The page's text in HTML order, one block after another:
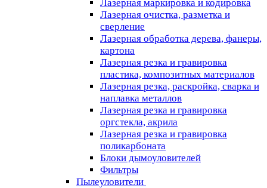
Лазерная маркировка и кодировка
Лазерная очистка, разметка и
сверление
Лазерная обработка дерева, фанеры,
картона
Лазерная резка и гравировка
пластика, композитных материалов
Лазерная резка, раскройка, сварка и
наплавка металлов
Лазерная резка и гравировка
оргстекла, акрила
Лазерная резка и гравировка
поликарбоната
Блоки дымоуловителей
Фильтры
Пылеуловители